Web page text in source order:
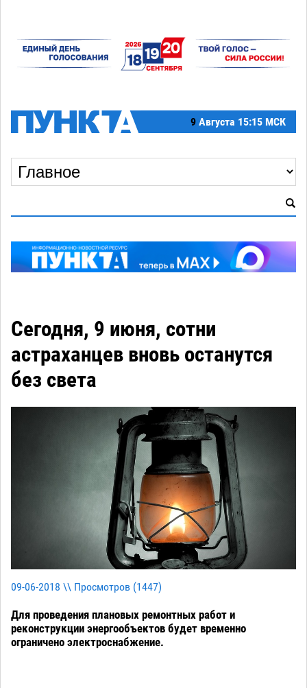
9 Августа 15:15 МСК
Сегодня, 9 июня, сотни
астраханцев вновь останутся
без света
09-06-2018 \\ Просмотров (1447)
Для проведения плановых ремонтных работ и
реконструкции энергообъектов будет временно
ограничено электроснабжение.